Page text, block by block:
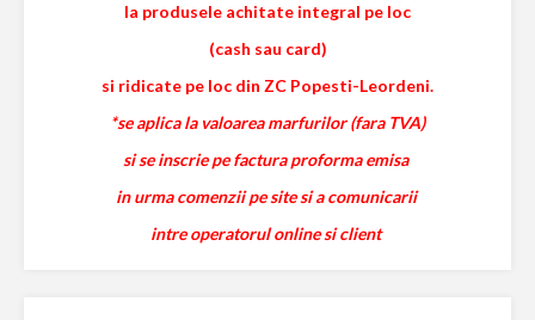
la produsele achitate integral pe loc
(cash sau card)
si ridicate pe loc din ZC Popesti-Leordeni.
*se aplica la valoarea marfurilor (fara TVA)
si se inscrie pe factura proforma emisa
in urma comenzii pe site si a comunicarii
intre operatorul online si client